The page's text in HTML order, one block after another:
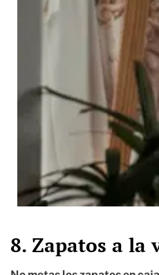
8. Zapatos a la